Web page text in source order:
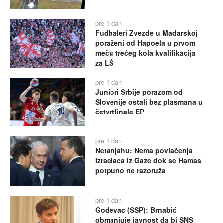
pre 1 dan
Fudbaleri Zvezde u Mađarskoj
poraženi od Hapoela u prvom
meču trećeg kola kvalifikacija
za LŠ
pre 1 dan
Juniori Srbije porazom od
Slovenije ostali bez plasmana u
četvrtfinale EP
pre 1 dan
Netanjahu: Nema povlačenja
Izraelaca iz Gaze dok se Hamas
potpuno ne razoruža
pre 1 dan
Gođevac (SSP): Brnabić
obmanjuje javnost da bi SNS